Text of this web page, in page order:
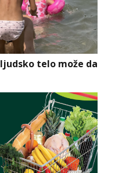
telo može da